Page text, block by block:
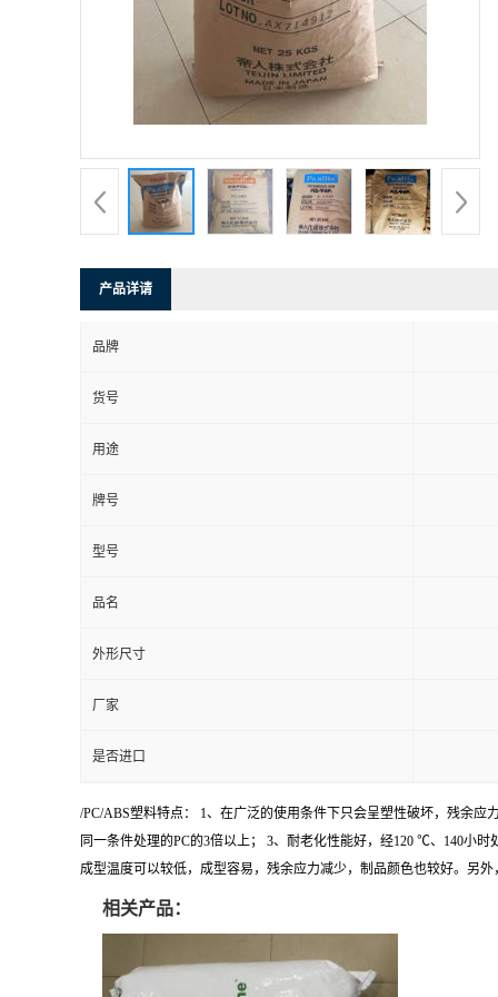
产品详请
品牌
货号
用途
牌号
型号
品名
外形尺寸
厂家
是否进口
/PC/ABS塑料特点： 1、在广泛的使用条件下只会呈塑性破坏，残余
同一条件处理的PC的3倍以上； 3、耐老化性能好，经120 ℃、140小
成型温度可以较低，成型容易，残余应力减少，制品颜色也较好。另
相关产品：